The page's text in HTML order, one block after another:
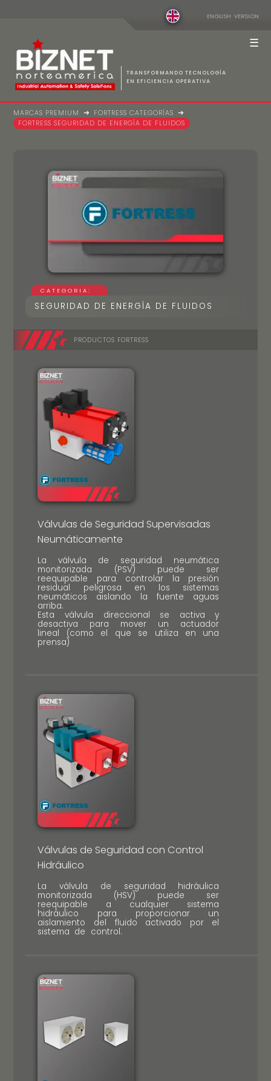
ENGLISH VERSION
TRANSFORMANDO TECNOLOGÍA
EN EFICIENCIA OPERATIVA
☰
⛶ Home Compañía Marcas Premium
MARCAS PREMIUM
FORTRESS CATEGORÍAS
FORTRESS SEGURIDAD DE ENERGÍA DE FLUIDOS
CATEGORIA:
SEGURIDAD DE ENERGÍA DE FLUIDOS
PRODUCTOS FORTRESS
Válvulas de Seguridad Supervisadas
Neumáticamente
La válvula de seguridad neumática
monitorizada (PSV) puede ser
reequipable para controlar la presión
residual peligrosa en los sistemas
neumáticos aislando la fuente aguas
arriba.
Esta válvula direccional se activa y
desactiva para mover un actuador
lineal (como el que se utiliza en una
prensa)
Válvulas de Seguridad con Control
Hidráulico
La válvula de seguridad hidráulica
monitorizada (HSV) puede ser
reequipable a cualquier sistema
hidráulico para proporcionar un
aislamiento del fluido activado por el
sistema de control.